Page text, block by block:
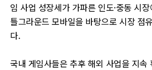
임 사업 성장세가 가파른 인도·중동 시
틀그라운드 모바일을 바탕으로 시장 점
다.
국내 게임사들은 추후 해외 사업을 지속